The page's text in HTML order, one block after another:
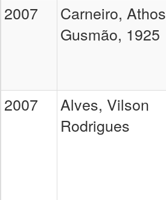
2007
Carneiro, Athos
Gusmão, 1925
2007
Alves, Vilson
Rodrigues